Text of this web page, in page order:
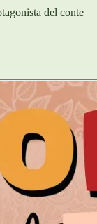
del conte